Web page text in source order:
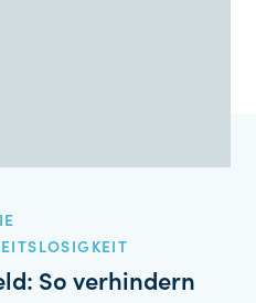
So verhindern